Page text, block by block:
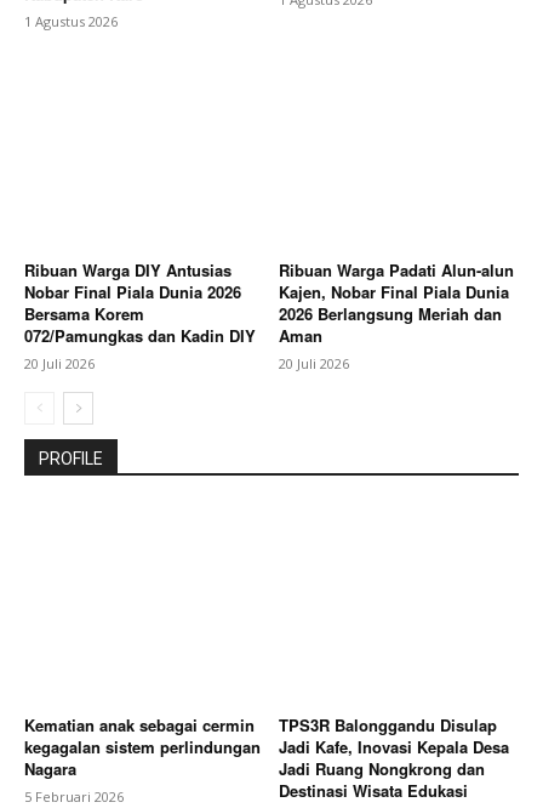
1 Agustus 2026
Ribuan Warga DIY Antusias
Nobar Final Piala Dunia 2026
Bersama Korem
072/Pamungkas dan Kadin DIY
20 Juli 2026
Ribuan Warga Padati Alun-alun
Kajen, Nobar Final Piala Dunia
2026 Berlangsung Meriah dan
Aman
20 Juli 2026
PROFILE
Kematian anak sebagai cermin
kegagalan sistem perlindungan
Nagara
5 Februari 2026
TPS3R Balonggandu Disulap
Jadi Kafe, Inovasi Kepala Desa
Jadi Ruang Nongkrong dan
Destinasi Wisata Edukasi